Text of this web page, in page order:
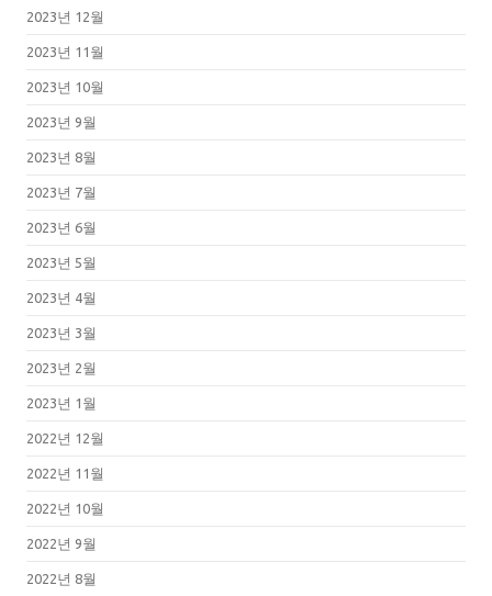
2023년 12월
2023년 11월
2023년 10월
2023년 9월
2023년 8월
2023년 7월
2023년 6월
2023년 5월
2023년 4월
2023년 3월
2023년 2월
2023년 1월
2022년 12월
2022년 11월
2022년 10월
2022년 9월
2022년 8월